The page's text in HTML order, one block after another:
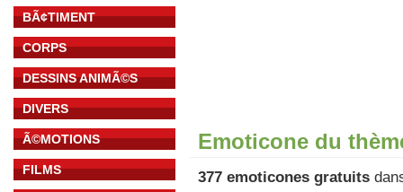
BÃ¢TIMENT
CORPS
DESSINS ANIMÃ©S
DIVERS
Ã©MOTIONS
FILMS
Emoticone du
377 emoticones gratuits